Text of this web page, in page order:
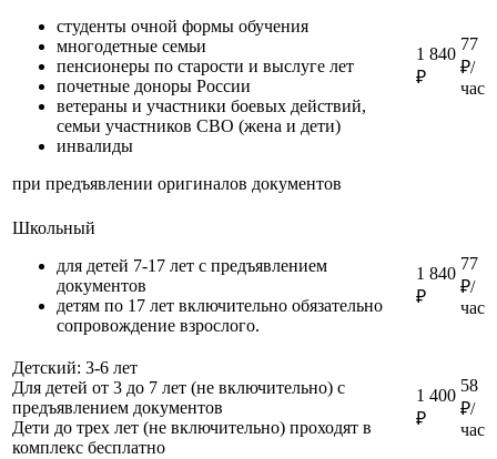
студенты очной формы обучения
многодетные семьи
пенсионеры по старости и выслуге лет
почетные доноры России
ветераны и участники боевых действий,
семьи участников СВО (жена и дети)
инвалиды
при предъявлении оригиналов документов
1 840
₽
77
₽/
час
Школьный
для детей 7-17 лет с предъявлением
документов
детям по 17 лет включительно обязательно
сопровождение взрослого.
1 840
₽
77
₽/
час
Детский: 3-6 лет
Для детей от 3 до 7 лет (не включительно) с
предъявлением документов
Дети до трех лет (не включительно) проходят в
комплекс бесплатно
1 400
₽
58
₽/
час